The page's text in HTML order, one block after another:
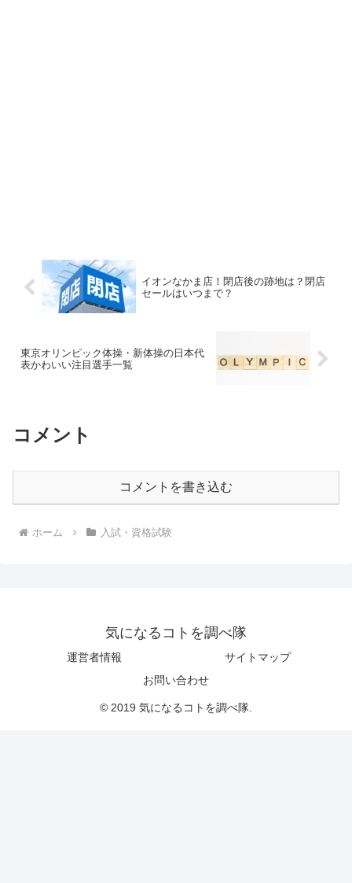
イオンなかま店！閉店後の跡地は？閉店
セールはいつまで？
東京オリンピック体操・新体操の日本代
表かわいい注目選手一覧
コメント
コメントを書き込む
ホーム 入試・資格試験
気になるコトを調べ隊
運営者情報
サイトマップ
お問い合わせ
© 2019 気になるコトを調べ隊.